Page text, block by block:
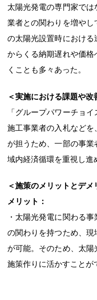
太陽光発電の専門家で
業者との関わりを増や
の太陽光設置時における
からくる納期遅れや価
くことも多々あった。
＜実施における課題や改
「グループパワーチョ
施工事業者の入札など
が担うため、一部の事
域内経済循環を重視し進
＜施策のメリットとデメ
メリット：
・太陽光発電に関わる
の関わりを持つため、現
が可能。そのため、太
施策作りに活かすことが